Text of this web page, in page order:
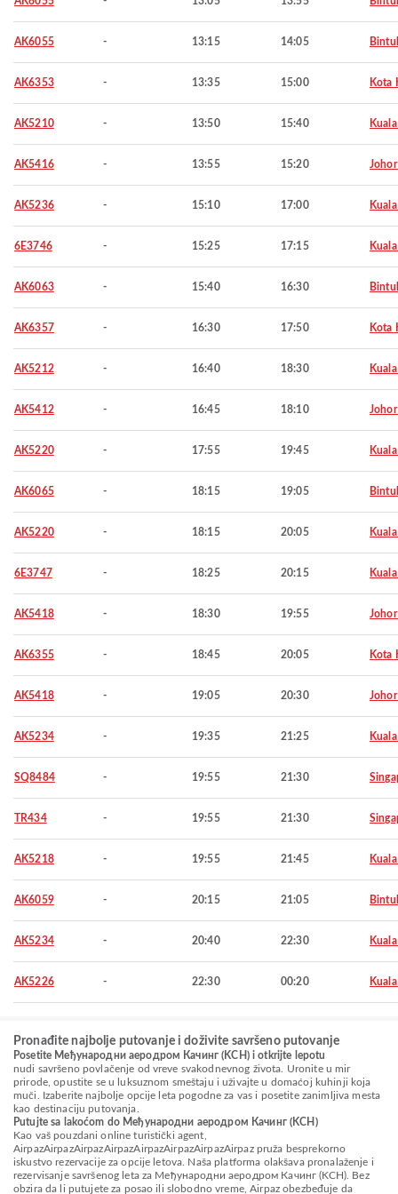
AK6055 - 13:15 14:05
AK6353 - 13:35 15:00 Kota
AK5210 - 13:50 15:40
AK5416 - 13:55 15:20
AK5236 - 15:10 17:00
6E3746 - 15:25 17:15
AK6063 - 15:40 16:30
AK6357 - 16:30 17:50 Kota
AK5212 - 16:40 18:30
AK5412 - 16:45 18:10
AK5220 - 17:55 19:45
AK6065 - 18:15 19:05
AK5220 - 18:15 20:05
6E3747 - 18:25 20:15
AK5418 - 18:30 19:55
AK6355 - 18:45 20:05 Kota
AK5418 - 19:05 20:30
AK5234 - 19:35 21:25
SQ8484 - 19:55 21:30
TR434 - 19:55 21:30
AK5218 - 19:55 21:45
AK6059 - 20:15 21:05
AK5234 - 20:40 22:30
AK5226 - 22:30 00:20
Pronađite najbolje putovanje i doživite savršeno putovanje
Posetite Међународни аеродром Качинг (KCH) i otkrijte lepotu
nudi savršeno povlačenje od vreve svakodnevnog života. Uronite u mir
prirode, opustite se u luksuznom smeštaju i uživajte u domaćoj kuhinji koja
muči. Izaberite najbolje opcije leta pogodne za vas i posetite zanimljiva mesta
kao destinaciju putovanja.
Putujte sa lakoćom do Међународни аеродром Качинг (KCH)
Kao vaš pouzdani online turistički agent,
AirpazAirpazAirpazAirpazAirpazAirpazAirpazAirpaz pruža besprekorno
iskustvo rezervacije za opcije letova. Naša platforma olakšava pronalaženje i
rezervisanje savršenog leta za Међународни аеродром Качинг (KCH). Bez
obzira da li putujete za posao ili slobodno vreme, Airpaz obezbeđuje da